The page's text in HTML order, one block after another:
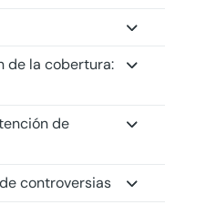
de la cobertura:
de
controversias